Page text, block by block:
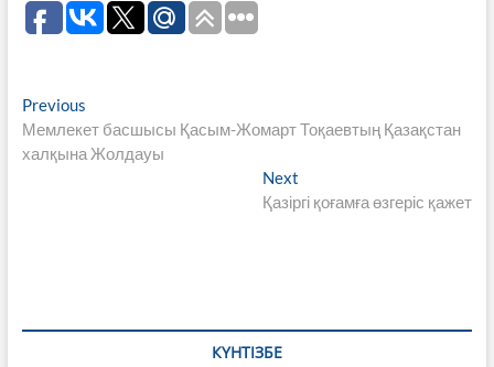
Навигация
по
PreviousPrevious
post:
Мемлекет басшысы Қасым-Жомарт Тоқаевтың Қазақстан
халқына Жолдауы
Next
post:
Қазіргі қоғамға өзгеріс қажет
КҮНТІЗБЕ